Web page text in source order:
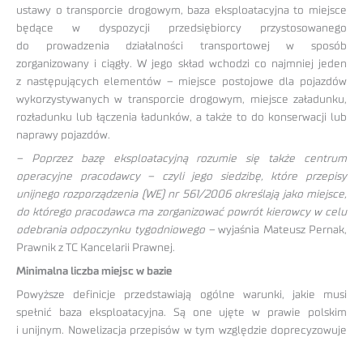
ustawy o transporcie drogowym, baza eksploatacyjna to miejsce
będące w dyspozycji przedsiębiorcy przystosowanego
do prowadzenia działalności transportowej w sposób
zorganizowany i ciągły. W jego skład wchodzi co najmniej jeden
z następujących elementów – miejsce postojowe dla pojazdów
wykorzystywanych w transporcie drogowym, miejsce załadunku,
rozładunku lub łączenia ładunków, a także to do konserwacji lub
naprawy pojazdów.
– Poprzez bazę eksploatacyjną rozumie się także centrum
operacyjne pracodawcy – czyli jego siedzibę, które przepisy
unijnego rozporządzenia (WE) nr 561/2006 określają jako miejsce,
do którego pracodawca ma zorganizować powrót kierowcy w celu
odebrania odpoczynku tygodniowego – wyjaśnia Mateusz Pernak,
Prawnik z TC Kancelarii Prawnej.
Minimalna liczba miejsc w bazie
Powyższe definicje przedstawiają ogólne warunki, jakie musi
spełnić baza eksploatacyjna. Są one ujęte w prawie polskim
i unijnym. Nowelizacja przepisów w tym względzie doprecyzowuje